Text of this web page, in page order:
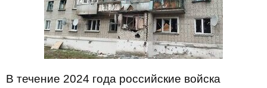
В течение 2024 года российские войска